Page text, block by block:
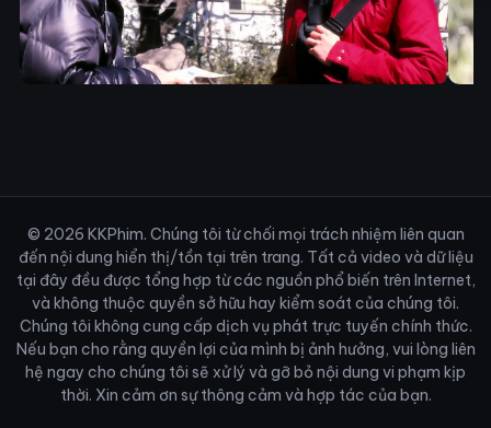
© 2026 KKPhim. Chúng tôi từ chối mọi trách nhiệm liên quan
đến nội dung hiển thị/tồn tại trên trang. Tất cả video và dữ liệu
tại đây đều được tổng hợp từ các nguồn phổ biến trên Internet,
và không thuộc quyền sở hữu hay kiểm soát của chúng tôi.
Chúng tôi không cung cấp dịch vụ phát trực tuyến chính thức.
Nếu bạn cho rằng quyền lợi của mình bị ảnh hưởng, vui lòng liên
hệ ngay cho chúng tôi sẽ xử lý và gỡ bỏ nội dung vi phạm kịp
thời. Xin cảm ơn sự thông cảm và hợp tác của bạn.